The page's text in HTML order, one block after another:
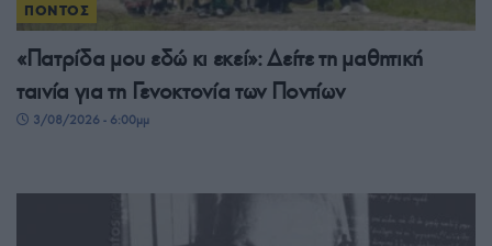
ΠΟΝΤΟΣ
«Πατρίδα μου εδώ κι εκεί»: Δείτε τη μαθητική
ταινία για τη Γενοκτονία των Ποντίων
3/08/2026 - 6:00μμ